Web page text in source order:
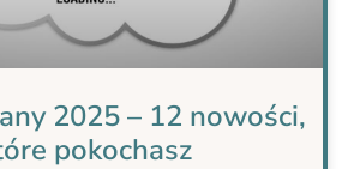
2025 – 12 nowości,
pokochasz